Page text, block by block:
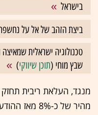
בישראל
ביצת הזהב של אל על
טכנולוגיה ישראלית
שבץ מוחי (תוכן שיווקי)
מנגד, העלאת ריבית
מהיר של כ-